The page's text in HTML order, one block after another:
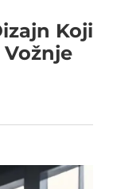
Koji